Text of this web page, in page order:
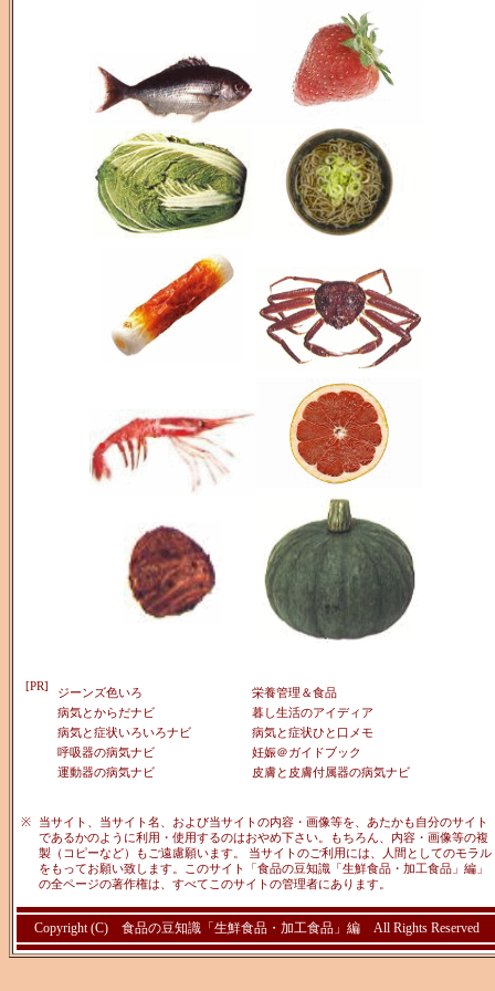
[PR]
ジーンズ色いろ
栄養管理＆食品
病気とからだナビ
暮し生活のアイディア
病気と症状いろいろナビ
病気と症状ひと口メモ
呼吸器の病気ナビ
妊娠＠ガイドブック
運動器の病気ナビ
皮膚と皮膚付属器の病気ナビ
※
当サイト、当サイト名、および当サイトの内容・画像等を、あたかも自分のサイト
であるかのように利用・使用するのはおやめ下さい。もちろん、内容・画像等の複
製（コピーなど）もご遠慮願います。 当サイトのご利用には、人間としてのモラル
をもってお願い致します。このサイト「食品の豆知識「生鮮食品・加工食品」編」
の全ページの著作権は、すべてこのサイトの管理者にあります。
Copyright (C) 食品の豆知識「生鮮食品・加工食品」編All Rights Reserved